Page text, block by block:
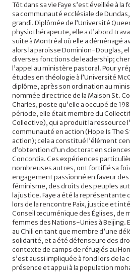
Tôt dans sa vie Faye s’est éveillée à la
sa communauté ecclésiale de
grandi. Diplômée de l’Université
physiothérapeute, elle a d’abord
suite à Montréal où elle a déménagé
alors la paroisse Dominion-Douglas,
diverses fonctions de leadership;
l’appel au ministère pastoral. Pour y
études en théologie à l’Université
diplôme, après son ordination au
nommée directrice de la Maison St.
Charles, poste qu’elle a occupé de
période, elle était membre du
Collective), qui a produit la ressource
communauté en action (Hope Is The
action); cela a constitué l’élément
d’obtention d’un doctorat en
Concordia. Ces expériences
nombreuses autres, ont fortifié sa foi
engagement passionné en faveur
féminisme, des droits des peuples
la justice. Faye a été la représentante
lors de la rencontre Paix, justice et
Conseil œcuménique des Églises, de
femmes des Nations-Unies à Beijing.
au Chili en tant que membre d’une
solidarité, et a été défenseure des
contexte de camps de réfugiés au
s’est aussi impliquée à fond lors de la
présence et appui à la population